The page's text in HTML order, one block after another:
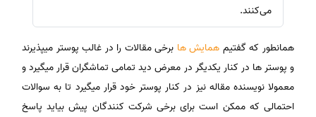
می‌کنند.
همانطور که گفتیم همایش ها برخی مقالات را در غالب پوستر میپذیرند
و پوستر ها در کنار یکدیگر در معرض دید تمامی تماشگران قرار میگیرد و
معمولا نویسنده مقاله نیز در کنار پوستر خود قرار میگیرد تا به سوالات
احتمالی که ممکن است برای برخی شرکت کنندگان پیش بیاید پاسخ